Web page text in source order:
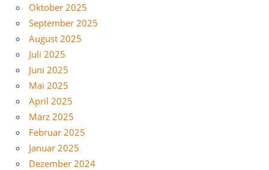
Oktober 2025
September 2025
August 2025
Juli 2025
Juni 2025
Mai 2025
April 2025
März 2025
Februar 2025
Januar 2025
Dezember 2024